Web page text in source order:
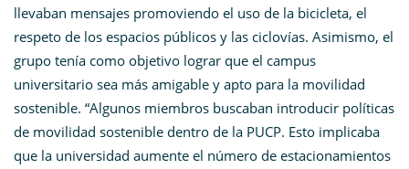
llevaban mensajes promoviendo el uso de la bicicleta, el
respeto de los espacios públicos y las ciclovías. Asimismo, el
grupo tenía como objetivo lograr que el campus
universitario sea más amigable y apto para la movilidad
sostenible. “Algunos miembros buscaban introducir políticas
de movilidad sostenible dentro de la PUCP. Esto implicaba
que la universidad aumente el número de estacionamientos